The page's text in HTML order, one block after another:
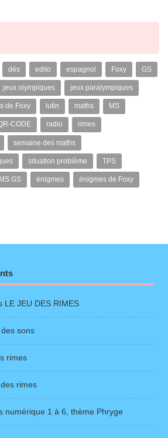
dés edito espagnol Foxy GS
jeux olympiques jeux paralympiques
de Foxy lutin maths MS
CODE radio rimes
semaine des maths
situation problème TPS
GS énigmes énigmes de Foxy
LE JEU DES RIMES
sons
rimes
rimes
numérique 1 à 6, thème Phryge